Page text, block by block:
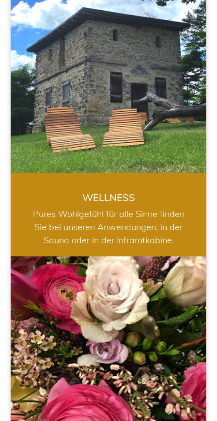
WELLNESS
WELLNESS
Pures Wohlgefühl für alle Sinne finden
Sie bei unseren Anwendungen, in der
Sauna oder in der Infrarotkabine.
HOCHZEIT